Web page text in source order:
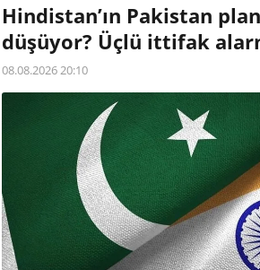
Hindistan’ın Pakistan
düşüyor? Üçlü ittifak
08.08.2026 20:10